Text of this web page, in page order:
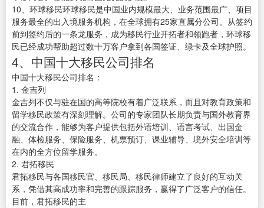
10、环球移民环球移民是中国业内规模最大、业务范围最广、项目
服务最全的出入境服务机构，在全球拥有25家直属分公司。从签约
前到签约后的一条龙服务，成为移民行业开拓者和领跑者，环球移
民已经成功帮助超过数十万客户拿到各国签证、绿卡及全球护照。
4、中国十大移民公司排名
中国十大移民公司排名：
1. 金吉列
金吉列不仅与驻在国的高等院校有着广泛联系，而且对教育政策和
留学移民政策有深刻理解。公司的专家团队长期负责与国外教育界
的交流合作，能够为客户提供包括外语培训、语言考试、出国金
融、体检服务、保险服务、机票预订、课业辅导、境外安全培训等
在内的全方位留学服务。
2. 君拓移民
君拓移民与各国移民官、移民局、移民律师建立了良好的互动关
系，凭借其高成功率和完善的跟踪服务，赢得了广泛客户的信任。
目前，君拓移民的主